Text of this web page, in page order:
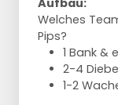
Welches
Pips?
1 Bank &
2-4
1-2